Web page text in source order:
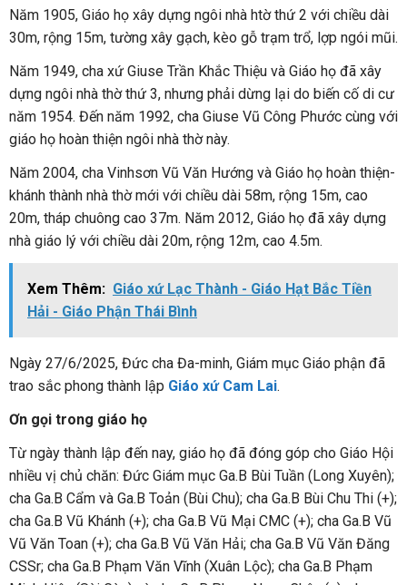
Năm 1905, Giáo họ xây dựng ngôi nhà htờ thứ 2 với chiều dài
30m, rộng 15m, tường xây gạch, kèo gỗ trạm trổ, lợp ngói mũi.
Năm 1949, cha xứ Giuse Trần Khắc Thiệu và Giáo họ đã xây
dựng ngôi nhà thờ thứ 3, nhưng phải dừng lại do biến cố di cư
năm 1954. Đến năm 1992, cha Giuse Vũ Công Phước cùng với
giáo họ hoàn thiện ngôi nhà thờ này.
Năm 2004, cha Vinhsơn Vũ Văn Hướng và Giáo họ hoàn thiện-
khánh thành nhà thờ mới với chiều dài 58m, rộng 15m, cao
20m, tháp chuông cao 37m. Năm 2012, Giáo họ đã xây dựng
nhà giáo lý với chiều dài 20m, rộng 12m, cao 4.5m.
Xem Thêm: Giáo xứ Lạc Thành - Giáo Hạt Bắc Tiền
Hải - Giáo Phận Thái Bình
Ngày 27/6/2025, Đức cha Đa-minh, Giám mục Giáo phận đã
trao sắc phong thành lập Giáo xứ Cam Lai.
Ơn gọi trong giáo họ
Từ ngày thành lập đến nay, giáo họ đã đóng góp cho Giáo Hội
nhiều vị chủ chăn: Đức Giám mục Ga.B Bùi Tuần (Long Xuyên);
cha Ga.B Cẩm và Ga.B Toản (Bùi Chu); cha Ga.B Bùi Chu Thi (+);
cha Ga.B Vũ Khánh (+); cha Ga.B Vũ Mại CMC (+); cha Ga.B Vũ
Vũ Văn Toan (+); cha Ga.B Vũ Văn Hải; cha Ga.B Vũ Văn Đăng
CSSr; cha Ga.B Phạm Văn Vĩnh (Xuân Lộc); cha Ga.B Phạm